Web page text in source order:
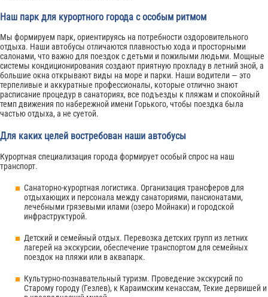
Наш парк для курортного города с особым ритмом
Мы формируем парк, ориентируясь на потребности оздоровительного
отдыха. Наши автобусы отличаются плавностью хода и просторными
салонами, что важно для поездок с детьми и пожилыми людьми. Мощные
системы кондиционирования создают приятную прохладу в летний зной, а
большие окна открывают виды на море и парки. Наши водители — это
терпеливые и аккуратные профессионалы, которые отлично знают
расписание процедур в санаториях, все подъезды к пляжам и спокойный
темп движения по набережной имени Горького, чтобы поездка была
частью отдыха, а не суетой.
Для каких целей востребован наши автобусы
Курортная специализация города формирует особый спрос на наш
транспорт.
Санаторно-курортная логистика. Организация трансферов для
отдыхающих и персонала между санаториями, пансионатами,
лечебными грязевыми илами (озеро Мойнаки) и городской
инфраструктурой.
Детский и семейный отдых. Перевозка детских групп из летних
лагерей на экскурсии, обеспечение транспортом для семейных
поездок на пляжи или в аквапарк.
Культурно-познавательный туризм. Проведение экскурсий по
Старому городу (Гезлев), к Караимским кенассам, Текие дервишей и